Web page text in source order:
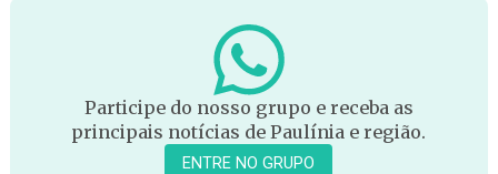
Participe do nosso grupo e receba as
principais notícias de Paulínia e região.
ENTRE NO GRUPO